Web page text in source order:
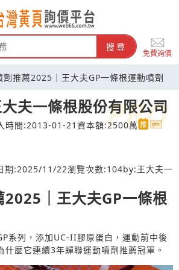
黃頁詢價平台搜尋
免費詢價
劑推薦2025｜王大夫GP一條根運動噴劑
夫一條根股份有限公司
時間:2013-01-21 資本額:2500萬
期:2025/11/22瀏覽次數:104by:王大夫一
2025｜王大夫GP一條根
系列，添加UC-II膠原蛋白，運動前中後
什麼它連續3年蟬聯運動噴劑推薦冠軍。